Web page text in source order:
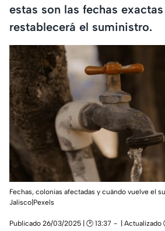
estas son las fechas
restablecerá el suministro.
Fechas, colonias afectadas y cuándo vuelve el
Jalisco|Pexels
Publicado 26/03/2025 | 🕑 13:37 | Actualizado